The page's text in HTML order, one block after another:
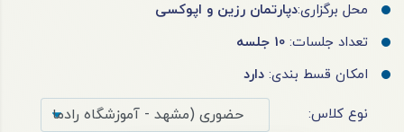
محل برگزاری:دپارتمان رزین و اپوکسی
تعداد جلسات: 10 جلسه
امکان قسط بندی: دارد
نوع کلاس: